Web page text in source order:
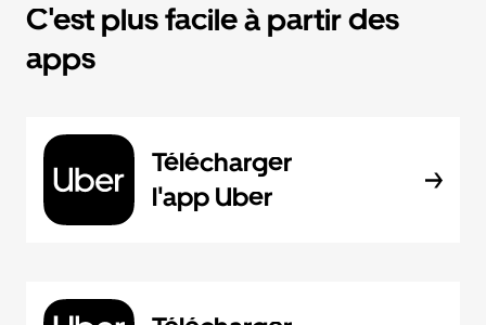
C'est plus facile à partir des
apps
Télécharger
l'app Uber